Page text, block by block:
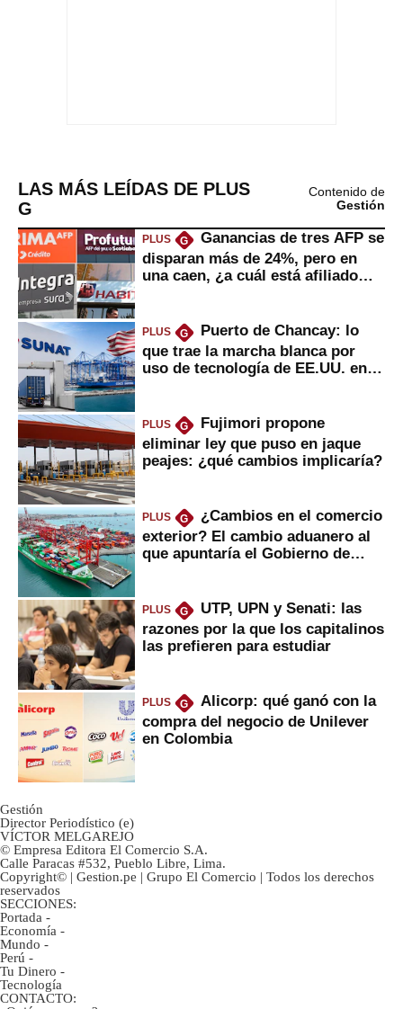
LAS MÁS LEÍDAS DE PLUS
G
Contenido de
Gestión
PLUS G
Ganancias de tres AFP se
disparan más de 24%, pero en
una caen, ¿a cuál está afiliado
PLUS G
Puerto de Chancay: lo
que trae la marcha blanca por
uso de tecnología de EE.UU. en
PLUS G
Fujimori propone
eliminar ley que puso en jaque
peajes: ¿qué cambios implicaría?
PLUS G
¿Cambios en el comercio
exterior? El cambio aduanero al
que apuntaría el Gobierno de
PLUS G
UTP, UPN y Senati: las
razones por la que los capitalinos
las prefieren para estudiar
PLUS G
Alicorp: qué ganó con la
compra del negocio de Unilever
en Colombia
Gestión
Director Periodístico (e)
VÍCTOR MELGAREJO
© Empresa Editora El Comercio S.A.
Calle Paracas #532, Pueblo Libre, Lima.
Copyright© | Gestion.pe | Grupo El Comercio | Todos los derechos
reservados
SECCIONES:
Portada -
Economía -
Mundo -
Perú -
Tu Dinero -
Tecnología
CONTACTO: